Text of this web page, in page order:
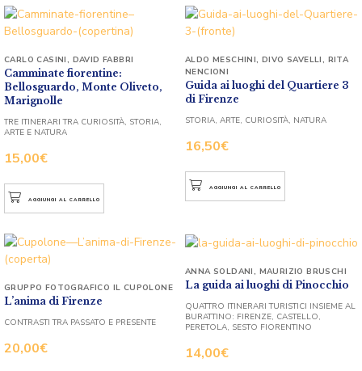
Camminate fiorentine:
Bellosguardo, Monte Oliveto,
Marignolle
15,00€
CARLO CASINI, DAVID FABBRI
TRE ITINERARI TRA CURIOSITÀ, STORIA,
ARTE E NATURA
AGGIUNGI AL CARRELLO
Guida ai luoghi del Quartiere 3
di Firenze
16,50€
ALDO MESCHINI,DIVO SAVELLI, RITA
NENCIONI
STORIA, ARTE, CURIOSITÀ, NATURA
AGGIUNGI AL CARRELLO
L’anima di Firenze
20,00€
GRUPPO FOTOGRAFICO IL CUPOLONE
CONTRASTI TRA PASSATO E PRESENTE
La guida ai luoghi di Pinocchio
14,00€
ANNA SOLDANI, MAURIZIO BRUSCHI
QUATTRO ITINERARI TURISTICI INSIEME AL
BURATTINO: FIRENZE, CASTELLO,
PERETOLA, SESTO FIORENTINO